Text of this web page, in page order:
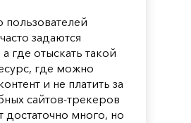
задаются
где отыскать такой
где можно
и не платить за
сайтов-трекеров
достаточно много, но